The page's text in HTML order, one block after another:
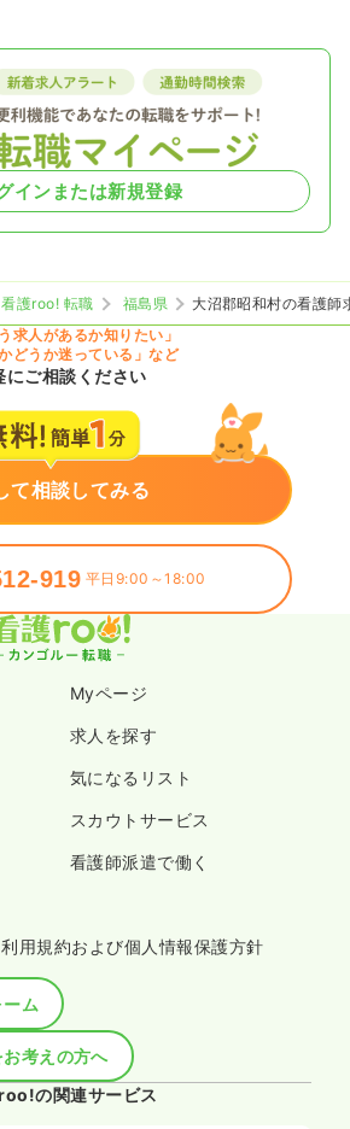
インまたは新規登録
看護roo! 転職 福島県
大沼郡昭和村の看護師
求人があるか知りたい」
どうか迷っている」など
にご相談ください
て相談してみる
919 平日9:00～18:00
Myページ
求人を探す
気になるリスト
スカウトサービス
看護師派遣で働く
用規約および個人情報保護方針
ム
考えの方へ
の関連サービス